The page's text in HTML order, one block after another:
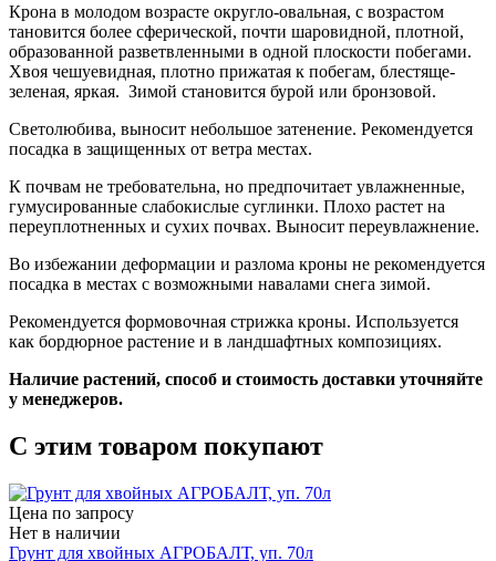
Крона в молодом возрасте округло-овальная, с возрастом
тановится более сферической, почти шаровидной, плотной,
образованной разветвленными в одной плоскости побегами.
Хвоя чешуевидная, плотно прижатая к побегам, блестяще-
зеленая, яркая. Зимой становится бурой или бронзовой.
Светолюбива, выносит небольшое затенение. Рекомендуется
посадка в защищенных от ветра местах.
К почвам не требовательна, но предпочитает увлажненные,
гумусированные слабокислые суглинки. Плохо растет на
переуплотненных и сухих почвах. Выносит переувлажнение.
Во избежании деформации и разлома кроны не рекомендуется
посадка в местах с возможными навалами снега зимой.
Рекомендуется формовочная стрижка кроны. Используется
как бордюрное растение и в ландшафтных композициях.
Наличие растений, способ и стоимость доставки уточняйте
у менеджеров. ​
С этим товаром покупают
Цена по запросу
Нет в наличии
Грунт для хвойных АГРОБАЛТ, уп. 70л